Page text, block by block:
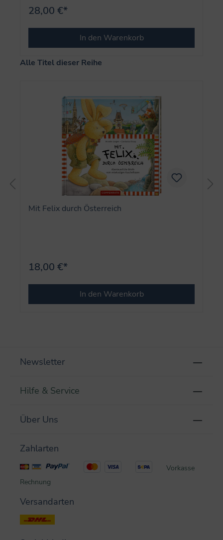
28,00 €*
In den Warenkorb
Produktgalerie überspringen
Alle Titel dieser Reihe
Mit Felix durch Österreich
18,00 €*
In den Warenkorb
Newsletter
Hilfe & Service
Über Uns
Zahlarten
Vorkasse
Rechnung
Versandarten